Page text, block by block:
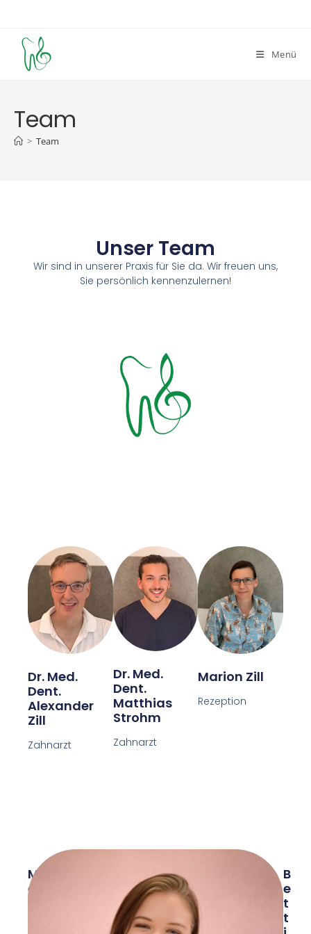
Menü
Team
> Team
Unser Team
Wir sind in unserer Praxis für Sie da. Wir freuen uns,
Sie persönlich kennenzulernen!
Dr. Med.
Dent.
Alexander
Zill
Zahnarzt
Dr. Med.
Dent.
Matthias
Strohm
Zahnarzt
Marion Zill
Rezeption
M
E
B
E
T
T